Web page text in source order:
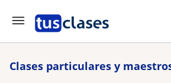
Clases particulares y